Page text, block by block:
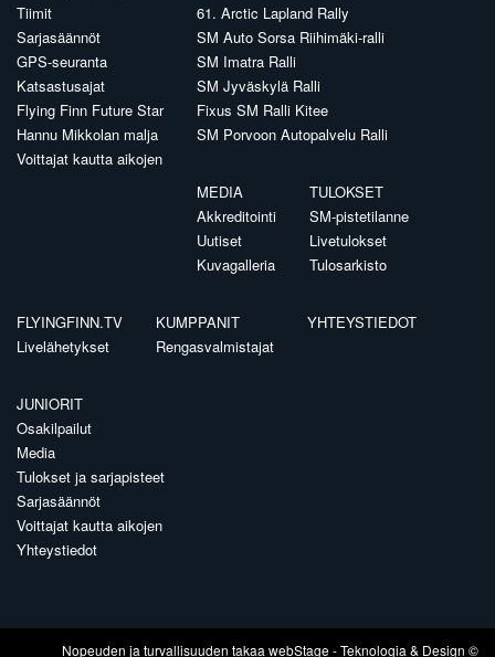
Tiimit
Sarjasäännöt
GPS-seuranta
Katsastusajat
Flying Finn Future Star
Hannu Mikkolan malja
Voittajat kautta aikojen
61. Arctic Lapland Rally
SM Auto Sorsa Riihimäki-ralli
SM Imatra Ralli
SM Jyväskylä Ralli
Fixus SM Ralli Kitee
SM Porvoon Autopalvelu Ralli
MEDIA
Akkreditointi
Uutiset
Kuvagalleria
TULOKSET
SM-pistetilanne
Livetulokset
Tulosarkisto
FLYINGFINN.TV
Livelähetykset
KUMPPANIT
Rengasvalmistajat
YHTEYSTIEDOT
JUNIORIT
Osakilpailut
Media
Tulokset ja sarjapisteet
Sarjasäännöt
Voittajat kautta aikojen
Yhteystiedot
Nopeuden ja turvallisuuden takaa webStage- Teknologia & Design ©